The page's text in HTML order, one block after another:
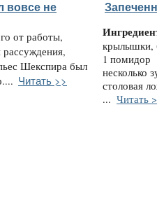
вовсе не
от работы,
Шекспира был
Читать >>
крылышки,
1 помидор
несколько
столовая
... Читать